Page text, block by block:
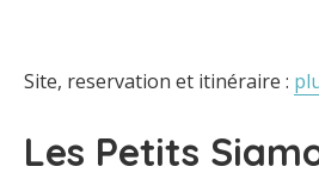
Site, reservation et itinéraire :
Les Petits